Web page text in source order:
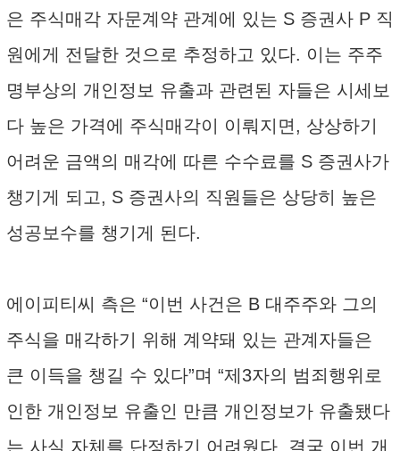
은 주식매각 자문계약 관계에 있는 S 증권사 P 직
원에게 전달한 것으로 추정하고 있다. 이는 주주
명부상의 개인정보 유출과 관련된 자들은 시세보
다 높은 가격에 주식매각이 이뤄지면, 상상하기
어려운 금액의 매각에 따른 수수료를 S 증권사가
챙기게 되고, S 증권사의 직원들은 상당히 높은
성공보수를 챙기게 된다.
에이피티씨 측은 “이번 사건은 B 대주주와 그의
주식을 매각하기 위해 계약돼 있는 관계자들은
큰 이득을 챙길 수 있다”며 “제3자의 범죄행위로
인한 개인정보 유출인 만큼 개인정보가 유출됐다
는 사실 자체를 단정하기 어려웠다. 결국 이번 개